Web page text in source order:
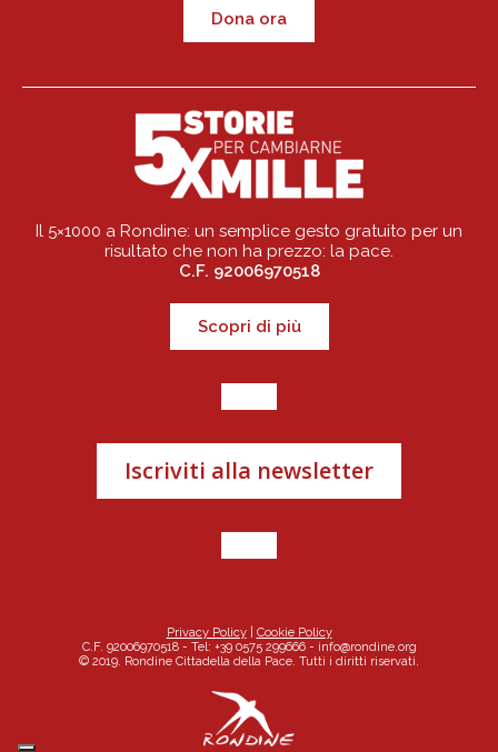
Dona ora
Il 5×1000 a Rondine: un semplice gesto gratuito per un
risultato che non ha prezzo: la pace.
C.F. 92006970518
Scopri di più
Iscriviti alla newsletter
Privacy Policy| Cookie Policy
C.F. 92006970518 - Tel: +39 0575 299666 - info@rondine.org
© 2019. Rondine Cittadella della Pace. Tutti i diritti riservati.